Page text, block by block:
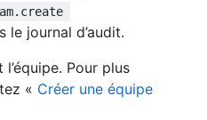
le journal d’audit.
Pour plus
« Créer une équipe